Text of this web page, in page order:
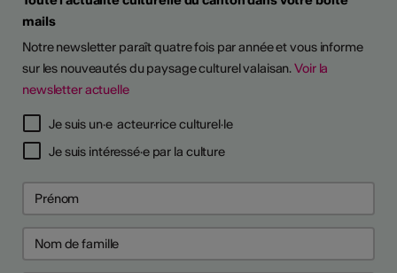
mails
Notre newsletter paraît quatre fois par année et vous informe
sur les nouveautés du paysage culturel valaisan.Voir la
newsletter actuelle
Je suis un·e acteur·rice culturel·le
Je suis intéressé·e par la culture